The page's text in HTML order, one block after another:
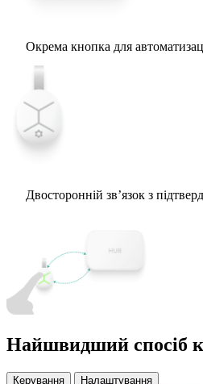
Окрема кнопка для
Двосторонній зв’язок з
Найшвидший спосіб
Керування Налаштування